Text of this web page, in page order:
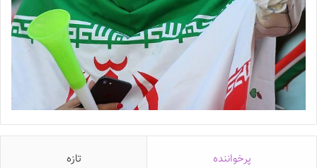
پرخواننده تازه